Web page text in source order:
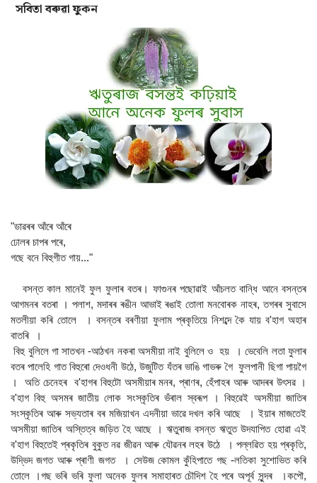
সবিতা বৰুৱা ফুকন
"ডাৱৰৰ আঁৰে আঁৰে
ঢোলৰ চাপৰ পৰে,
গছে বনে বিহুগীত গায়..."
বসন্ত কাল মানেই ফুল ফুলাৰ বতৰ। ফাগুনৰ পছোৱাই আঁচলত বান্ধি আনে বসন্তৰ
আগমনৰ বতৰা । পলাশ, মদাৰৰ ৰঙীন আভাই ৰঙাই তোলা মনবোৰক নাহৰ, তগৰৰ সুবাসে
মতলীয়া কৰি তোলে । বসন্তৰ বৰণীয়া ফুলাম প্ৰকৃতিয়ে নিশব্দে কৈ যায় ব'হাগ অহাৰ
বাতৰি ।
বিহু বুলিলে গা সাতখন -আঠখন নকৰা অসমীয়া নাই বুলিলে ও হয় । ভেবেলি লতা ফুলাৰ
বতৰ পালেহি গাত বিহুৰো দেওধনী উঠে, উজুটিত যঁতৰ ভাঙি গাভৰু গৈ ফুলপানী ছিগা পায়গৈ
। অতি চেনেহৰ ব'হাগৰ বিহুটো অসমীয়াৰ মনৰ, প্ৰাণৰ, হেঁপাহৰ আৰু আদৰৰ উৎসৱ ।
ব'হাগ বিহু অসমৰ জাতীয় লোক সংস্কৃতিৰ ভঁৰাল স্বৰূপ । বিহুৱেই অসমীয়া জাতিৰ
সংস্কৃতিৰ আৰু সভ্যতাৰ বৰ মজিয়াখন এদনীয়া ভাৱে দখল কৰি আছে । ইয়াৰ মাজতেই
অসমীয়া জাতিৰ অস্তিত্ব জড়িত হৈ আছে । ঋতুৰাজ বসন্ত ঋতুত উদযাপিত হোৱা এই
ব'হাগ বিহুতেই প্ৰকৃতিৰ বুকুত নৱ জীৱন আৰু যৌৱনৰ লহৰ উঠে । পল্লৱিত হয় প্ৰকৃতি,
উদ্ভিদ জগত আৰু প্ৰাণী জগত । সেউজ কোমল কুঁহিপাতে গছ -লতিকা সুশোভিত কৰি
তোলে ।গছ ভৰি ভৰি ফুলা অনেক ফুলৰ সমাহাৰত চৌদিশ হৈ পৰে অপূৰ্ব সুন্দৰ ।কপৌ,